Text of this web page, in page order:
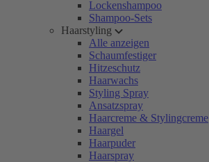
Lockenshampoo
Shampoo-Sets
Haarstyling
Alle anzeigen
Schaumfestiger
Hitzeschutz
Haarwachs
Styling Spray
Ansatzspray
Haarcreme & Stylingcreme
Haargel
Haarpuder
Haarspray